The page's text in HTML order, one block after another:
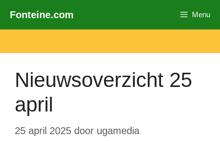
naar
inhoud
Fonteine.com Menu
Nieuwsoverzicht 25
april
25 april 2025 door ugamedia